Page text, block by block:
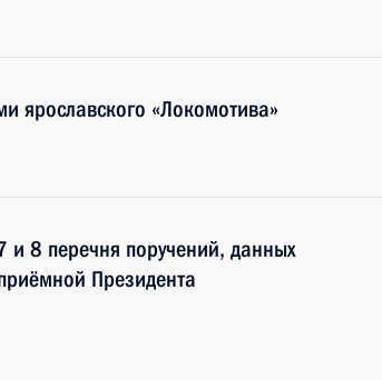
ярославского «Локомотива»
и 8 перечня поручений, данных
Президента